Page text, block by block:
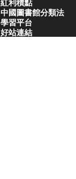
紅利積點
中國圖書館分類法
學習平台
好站連結